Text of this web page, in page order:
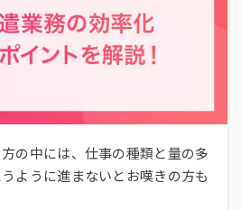
の中には、仕事の種類と量の多
ように進まないとお嘆きの方も